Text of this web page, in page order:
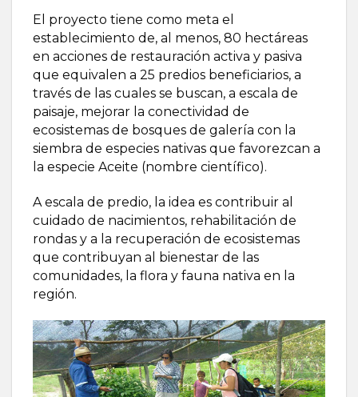
El proyecto tiene como meta el
establecimiento de, al menos, 80 hectáreas
en acciones de restauración activa y pasiva
que equivalen a 25 predios beneficiarios, a
través de las cuales se buscan, a escala de
paisaje, mejorar la conectividad de
ecosistemas de bosques de galería con la
siembra de especies nativas que favorezcan a
la especie Aceite (nombre científico).
A escala de predio, la idea es contribuir al
cuidado de nacimientos, rehabilitación de
rondas y a la recuperación de ecosistemas
que contribuyan al bienestar de las
comunidades, la flora y fauna nativa en la
región.